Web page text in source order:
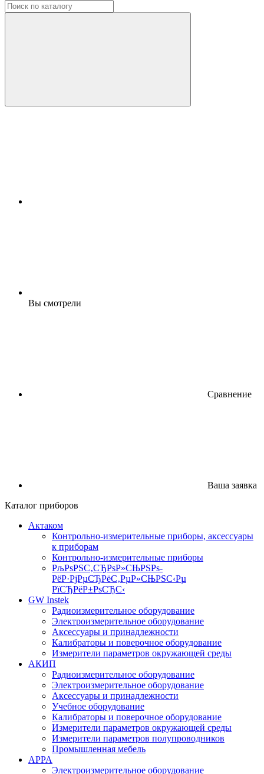
Вы смотрели
Сравнение
Ваша заявка
Каталог приборов
Актаком
Контрольно-измерительные приборы, аксессуары
к приборам
Контрольно-измерительные приборы
РљРѕРЅС‚СЂРѕР»СЊРЅРѕ-
РёР·РјРµСЂРёС‚РµР»СЊРЅС‹Рµ
РїСЂРёР±РѕСЂС‹
GW Instek
Радиоизмерительное оборудование
Электроизмерительное оборудование
Аксессуары и принадлежности
Калибраторы и поверочное оборудование
Измерители параметров окружающей среды
АКИП
Радиоизмерительное оборудование
Электроизмерительное оборудование
Аксессуары и принадлежности
Учебное оборудование
Калибраторы и поверочное оборудование
Измерители параметров окружающей среды
Измерители параметров полупроводников
Промышленная мебель
APPA
Электроизмерительное оборудование